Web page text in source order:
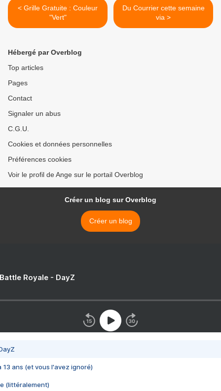
< Grille Gratuite : Couleur
"Vert"
Du Courrier cette semaine
via >
Hébergé par Overblog
Top articles
Pages
Contact
Signaler un abus
C.G.U.
Cookies et données personnelles
Préférences cookies
Voir le profil de Ange sur le portail Overblog
Créer un blog sur Overblog
Créer un blog
Royale - DayZ
13 ans (et vous l'avez ignoré)
(littéralement)